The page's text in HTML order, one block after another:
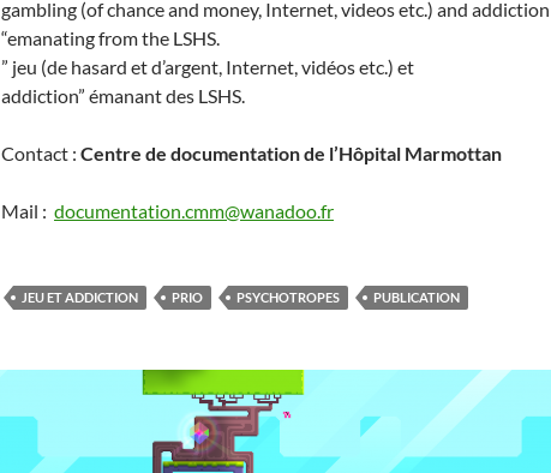
gambling (of chance and money, Internet, videos etc.) and addiction
“emanating from the LSHS.
” jeu (de hasard et d’argent, Internet, vidéos etc.) et
addiction” émanant des LSHS.
Contact : Centre de documentation de l’Hôpital Marmottan
Mail : documentation.cmm@wanadoo.fr
JEU ET ADDICTION PRIO PSYCHOTROPES PUBLICATION